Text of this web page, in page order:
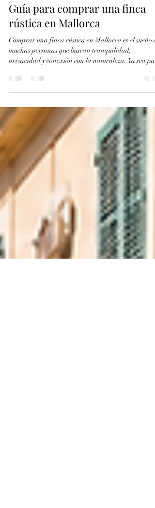
InMallorca Inmobiliaria
Guía para comprar una finca
rústica en Mallorca
muchas personas que buscan tranquilidad,
vivir todo el año, disfrutar de una segunda
o realizar una inversión inmobiliaria, las fincas
rústicas ofrecen un estilo de vida único en la isla. Sin
embargo, este tipo de propiedades tienen
características legales, urbanísticas y técnicas muy
diferentes a las viviendas urbanas. Por eso, antes de
tomar una decisión, es